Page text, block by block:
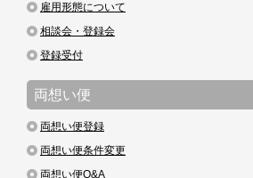
雇用形態について
相談会・登録会
登録受付
両想い便
両想い便登録
両想い便条件変更
両想い便Q&A